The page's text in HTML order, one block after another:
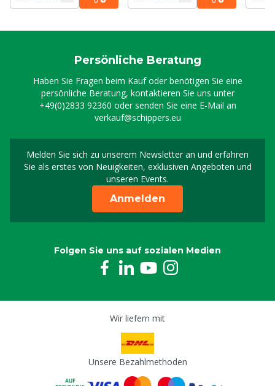
Persönliche Beratung
Haben Sie Fragen beim Kauf oder benötigen Sie eine
persönliche Beratung, kontaktieren Sie uns unter
+49(0)2833 92360 oder senden Sie eine E-Mail an
verkauf@schippers.eu
Melden Sie sich zu unserem Newsletter an und erfahren
Sie als erstes von Neuigkeiten, exklusiven Angeboten und
unseren Events.
Melden Sie sich für
Anmelden
Folgen Sie uns auf sozialen Medien
Wir liefern mit
Unsere Bezahlmethoden